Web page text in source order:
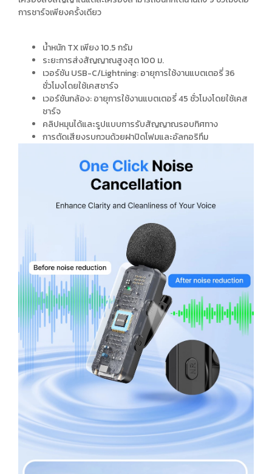
การชาร์จเพียงครั้งเดียว
น้ำหนัก TX เพียง 10.5 กรัม
ระยะการส่งสัญญาณสูงสุด 100 ม.
เวอร์ชัน USB-C/Lightning: อายุการใช้งานแบตเตอรี่ 36
ชั่วโมงโดยใช้เคสชาร์จ
เวอร์ชันกล้อง: อายุการใช้งานแบตเตอรี่ 45 ชั่วโมงโดยใช้เคส
ชาร์จ
คลิปหมุนได้และรูปแบบการรับสัญญาณรอบทิศทาง
การตัดเสียงรบกวนด้วยฝาปิดโฟมและอัลกอริทึม